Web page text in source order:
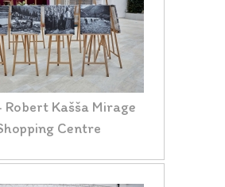
Robert Kašša Mirage
Centre